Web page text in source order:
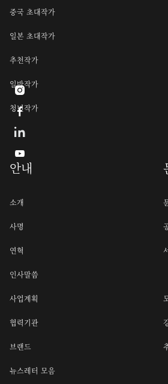
중국 초대작가
일본 초대작가
추천작가
일반작가
청년작가
안내
소개
사명
연혁
인사말씀
사업계획
협력기관
브랜드
뉴스레터 모음


